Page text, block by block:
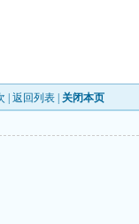
| 返回列表 关闭本页